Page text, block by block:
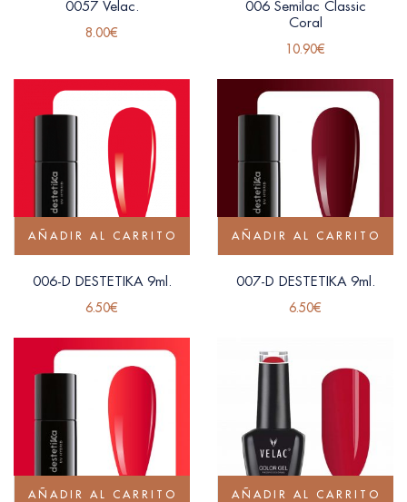
0057 Velac.
8.00€
006 Semilac Classic
Coral
10.90€
AÑADIR AL CARRITO
006-D DESTETIKA 9ml.
6.50€
AÑADIR AL CARRITO
007-D DESTETIKA 9ml.
6.50€
AÑADIR AL CARRITO AÑADIR AL CARRITO